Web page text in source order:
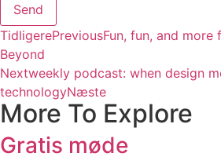
Send
TidligerePreviousFun, fun, and more
Beyond
Nextweekly podcast: when design
technologyNæste
More To Explore
Gratis møde